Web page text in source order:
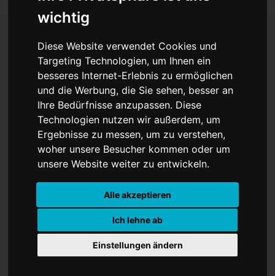
wichtig
Diese Website verwendet Cookies und
Targeting Technologien, um Ihnen ein
besseres Internet-Erlebnis zu ermöglichen
und die Werbung, die Sie sehen, besser an
Ihre Bedürfnisse anzupassen. Diese
Technologien nutzen wir außerdem, um
Ergebnisse zu messen, um zu verstehen,
woher unsere Besucher kommen oder um
unsere Website weiter zu entwickeln.
Alle akzeptieren
Ich lehne ab
Einstellungen ändern
Münsters Tatort-Helfer:
Diese Menschen machen
den beliebten Krimi
möglich